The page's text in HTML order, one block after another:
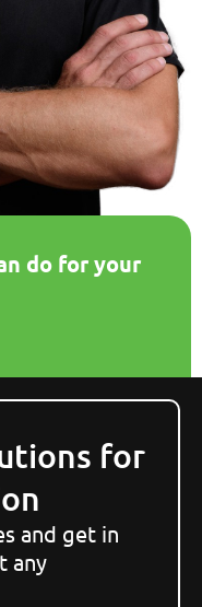
do for your
for
and get in
any